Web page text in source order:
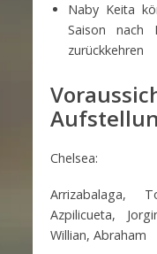
Naby Keita
Saison nach
zurückkehren
Chelsea:
Arrizabalaga,
Azpilicueta,
Willian, Abraham